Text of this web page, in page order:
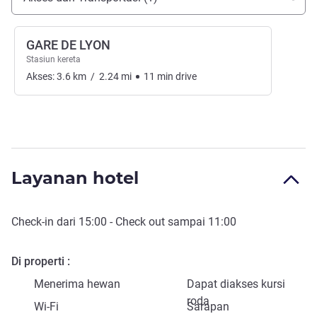
GARE DE LYON
Stasiun kereta
Akses:3.6 km / 2.24 mi 11 min drive
Layanan hotel
Check-in dari 15:00 - Check out sampai 11:00
Di properti
Menerima hewan
Dapat diakses kursi
roda
Wi-Fi Sarapan